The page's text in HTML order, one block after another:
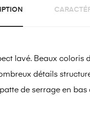
lavé. Beaux
détails
de serrage en